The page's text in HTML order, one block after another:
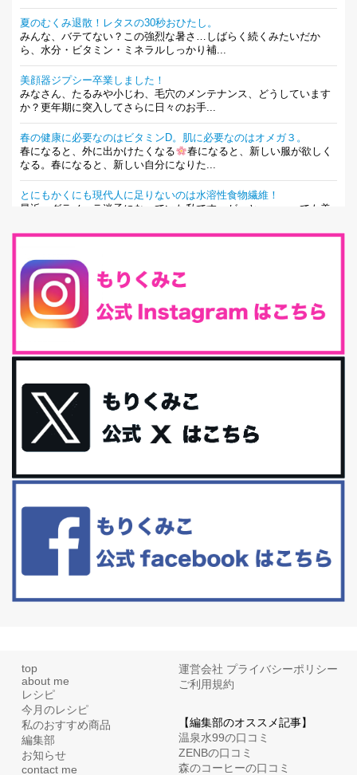
夏のむくみ退散！レタスの30秒おひたし。
みんな、バテてない？この強烈な暑さ…しばらく続くみたいだか
ら、水分・ビタミン・ミネラルしっかり補...
美顔器ジプシー卒業しました！
みなさん、たるみや小じわ、毛穴のメンテナンス、どうしています
か？更年期に突入してさらに日々のお手...
春の健康に必要なのはビタミンD。肌に必要なのはオメガ３。
春になると、外に出かけたくなる
春になると、新しい服が欲しく
なる。春になると、新しい自分になりた...
とにもかくにも現代人に足りないのは水溶性食物繊維！
最近、グラノーラ迷子になっていた私です。が、と〜〜〜っても美
腸内環境を整えることは、健康維持の中でいっちばん大事！だと私
は思っています。 ヒトの免...
iHerb特大セール終了間近！みんな何買う？
最近お風呂上がりの炭酸水をシリカシリカにしているんだけど確か
今回は、最近毎回定期的に購入している「楽天ふるさと納税」の返
礼品トップ５を紹介します。今までいろ...
更年期を穏やかに乗りきるために今できる５つのこと。
アラフィフからの体と心の整え方。 私も気づけばアラフィフ、これ
といった更年期症状はまだ...
白髪・美容・免疫力、現代人に足りないのは海藻！
リーブオイルorごま油をたらす。&n...
top
about me
レシピ
今月のレシピ
私のおすすめ商品
編集部
お知らせ
contact me
運営会社 プライバシーポリシー
ご利用規約
【編集部のオススメ記事】
温泉水99の口コミ
ZENBの口コミ
森のコーヒーの口コミ